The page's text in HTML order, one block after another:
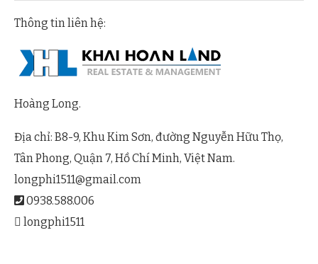
Thông tin liên hệ:
Hoàng Long.
Địa chỉ: B8-9, Khu Kim Sơn, đường Nguyễn Hữu Thọ,
Tân Phong, Quận 7, Hồ Chí Minh, Việt Nam.
longphi1511@gmail.com
0938.588.006
longphi1511